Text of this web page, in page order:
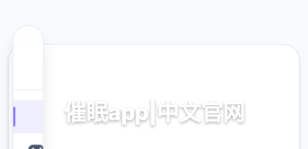
催眠app|中文官网